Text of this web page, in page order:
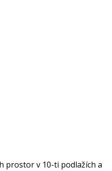
prostor v 10-ti podlažích a